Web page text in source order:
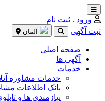
ورود . ثبت نام
ثبت آگهی
صفحه اصلی
آگهی ها
خدمات
خدمات مشاوره
بانک اطلاعات
نیازمندی ها و